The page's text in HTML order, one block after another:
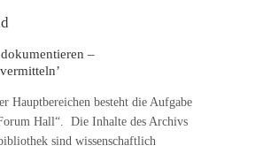
dokumentieren –
Hauptbereichen besteht die Aufgabe
Hall“. Die Inhalte des Archivs
sind wissenschaftlich